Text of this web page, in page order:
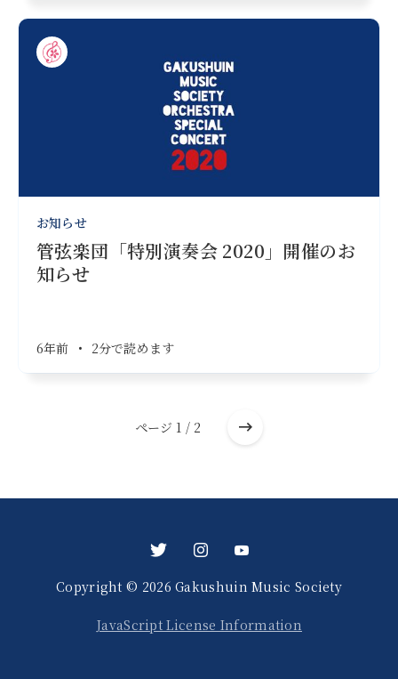
お知らせ
管弦楽団「特別演奏会 2020」開催のお
知らせ
6年前 • 2分で読めます
ページ 1 / 2
Copyright © 2026 Gakushuin Music Society
JavaScript License Information